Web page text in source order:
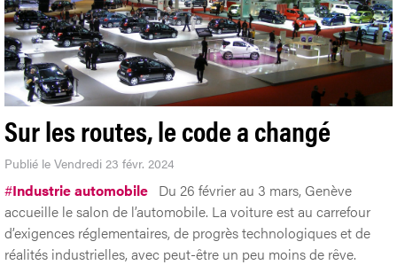
Sur les routes, le code a changé
Publié le Vendredi 23 févr. 2024
#Industrie automobile Du 26 février au 3 mars, Genève
accueille le salon de l’automobile. La voiture est au carrefour
d’exigences réglementaires, de progrès technologiques et de
réalités industrielles, avec peut-être un peu moins de rêve.